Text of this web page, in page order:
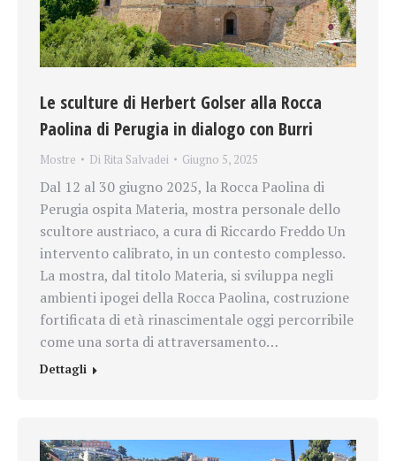
Le sculture di Herbert Golser alla Rocca
Paolina di Perugia in dialogo con Burri
Mostre Di Rita Salvadei Giugno 5, 2025
Dal 12 al 30 giugno 2025, la Rocca Paolina di
Perugia ospita Materia, mostra personale dello
scultore austriaco, a cura di Riccardo Freddo Un
intervento calibrato, in un contesto complesso.
La mostra, dal titolo Materia, si sviluppa negli
ambienti ipogei della Rocca Paolina, costruzione
fortificata di età rinascimentale oggi percorribile
come una sorta di attraversamento…
Dettagli